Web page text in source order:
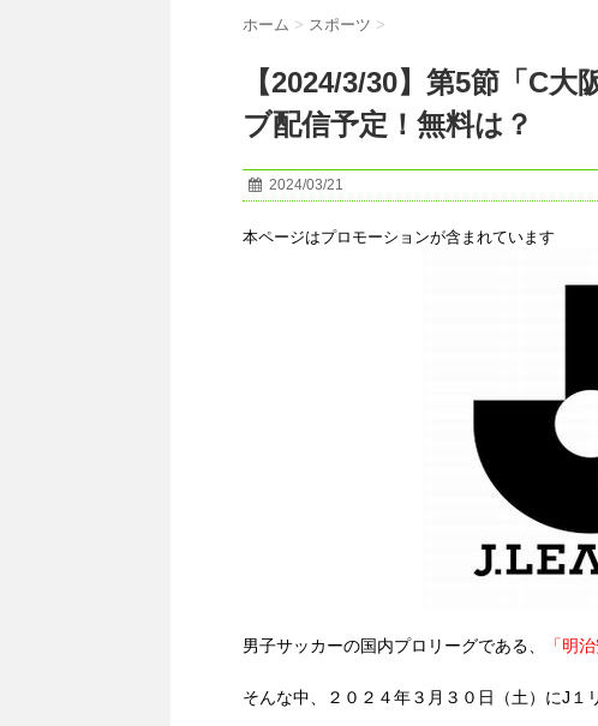
ホーム > スポーツ >
【2024/3/30】第5節「C
ブ配信予定！無料は？
2024/03/21
本ページはプロモーションが含まれています
男子サッカーの国内プロリーグである、 「明
そんな中、２０２４年３月３０日（土）にJ１